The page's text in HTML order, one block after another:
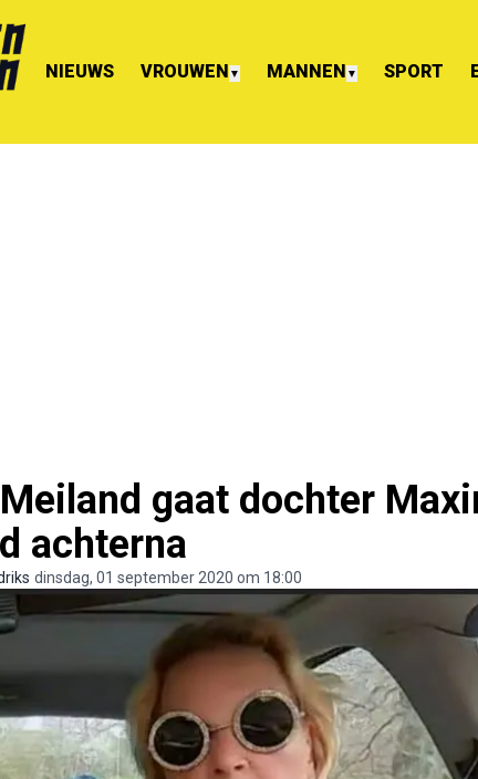
NIEUWS VROUWEN ▼ MANNEN ▼ SPORT
gaat dochter
achterna
dinsdag, 01 september 2020 om 18:00